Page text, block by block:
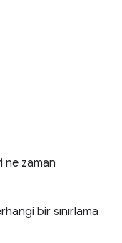
ne zaman
bir sınırlama